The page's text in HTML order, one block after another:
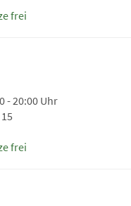
frei
- 20:00 Uhr
frei